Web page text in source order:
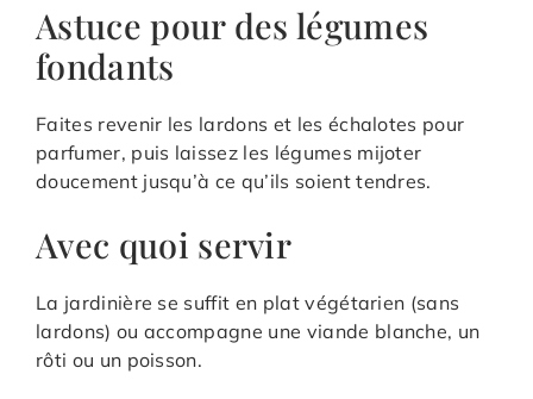
Astuce pour des légumes
fondants
Faites revenir les lardons et les échalotes pour
parfumer, puis laissez les légumes mijoter
doucement jusqu’à ce qu’ils soient tendres.
Avec quoi servir
La jardinière se suffit en plat végétarien (sans
lardons) ou accompagne une viande blanche, un
rôti ou un poisson.